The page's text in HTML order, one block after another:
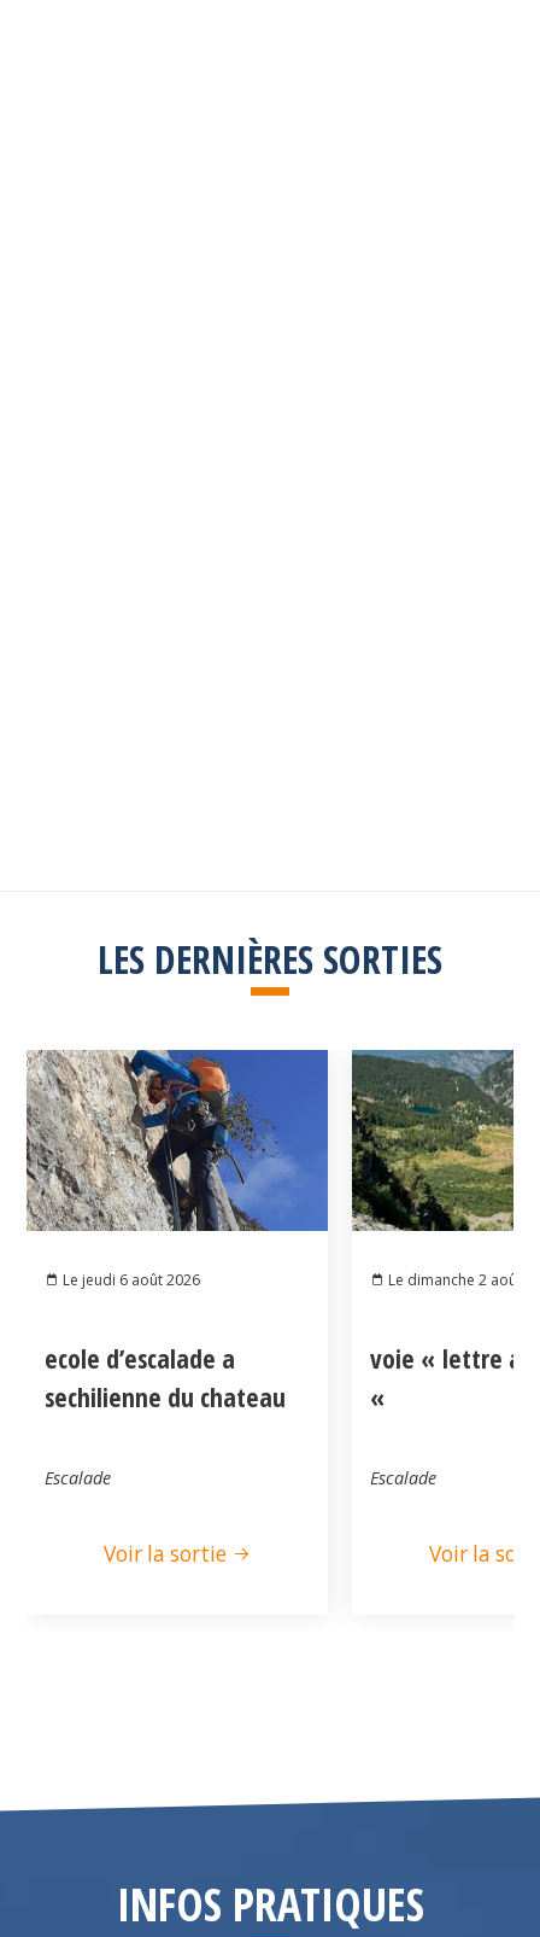
LES DERNIÈRES SORTIES
Le jeudi 6 août 2026
ecole d’escalade a
sechilienne du chateau
Escalade
Voir la sortie
Le dimanche 2 août
voie « lettre
«
Escalade
Voir la
INFOS PRATIQUES